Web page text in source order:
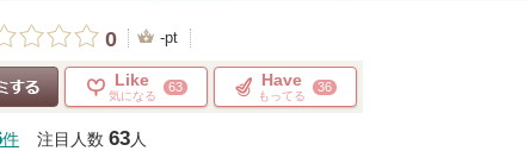
0 -pt
Like
気になる
63 Have
もってる
36
件 注目人数 63人